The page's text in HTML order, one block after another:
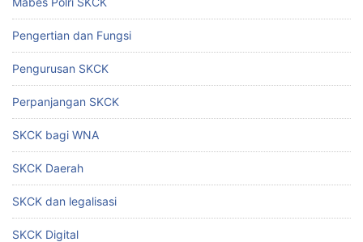
Pengertian dan Fungsi
Pengurusan SKCK
Perpanjangan SKCK
SKCK bagi WNA
SKCK Daerah
SKCK dan legalisasi
SKCK Digital